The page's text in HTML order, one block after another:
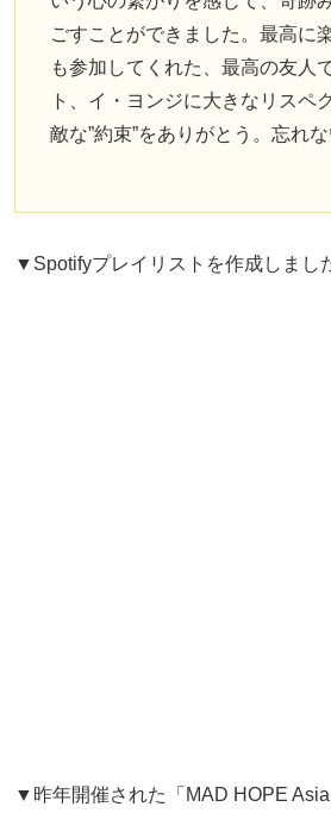
ごすことができました。最高に
も参加してくれた、最高の友人
ト、イ・ヨンジに大きなリスペ
敵な”約束”をありがとう。忘れな
▼Spotifyプレイリストを作成しまし
▼昨年開催された「MAD HOPE